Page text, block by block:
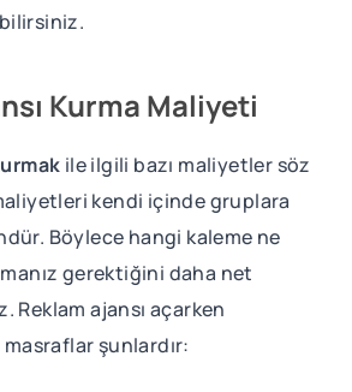
Kurma Maliyeti
ile ilgili bazı maliyetler söz
kendi içinde gruplara
Böylece hangi kaleme ne
gerektiğini daha net
Reklam ajansı açarken
masraflar şunlardır: